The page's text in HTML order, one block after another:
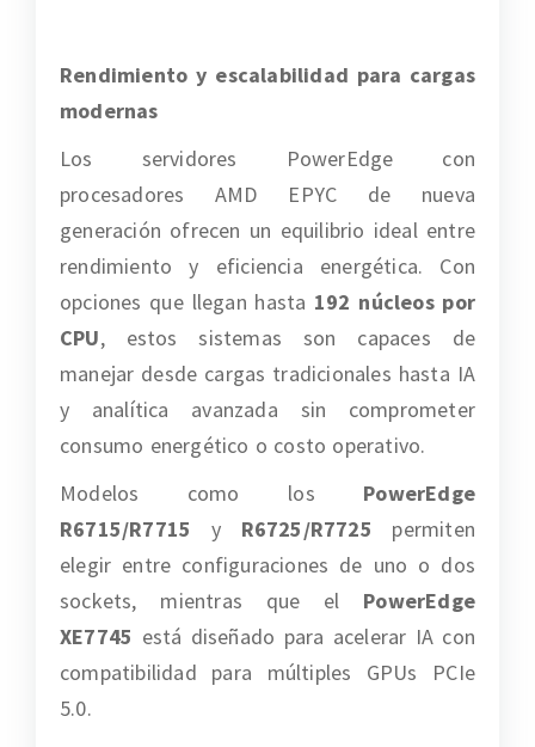
Rendimiento y escalabilidad para cargas
modernas
Los servidores PowerEdge con
procesadores AMD EPYC de nueva
generación ofrecen un equilibrio ideal entre
rendimiento y eficiencia energética. Con
opciones que llegan hasta 192 núcleos por
CPU, estos sistemas son capaces de
manejar desde cargas tradicionales hasta IA
y analítica avanzada sin comprometer
consumo energético o costo operativo.
Modelos como los PowerEdge
R6715/R7715 y R6725/R7725 permiten
elegir entre configuraciones de uno o dos
sockets, mientras que el PowerEdge
XE7745 está diseñado para acelerar IA con
compatibilidad para múltiples GPUs PCIe
5.0.